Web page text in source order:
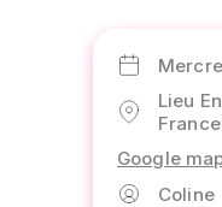
Lieu
France
Google
Coline